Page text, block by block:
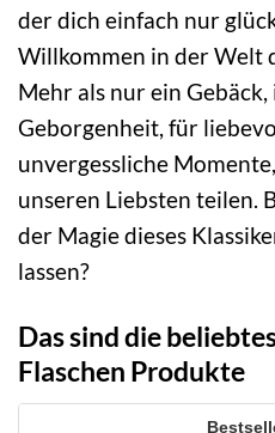
der dich einfach nur
Willkommen in der Welt
Mehr als nur ein
Geborgenheit, für
unvergessliche
unseren Liebsten teilen.
der Magie dieses
lassen?
Das sind die
Flaschen Produkte